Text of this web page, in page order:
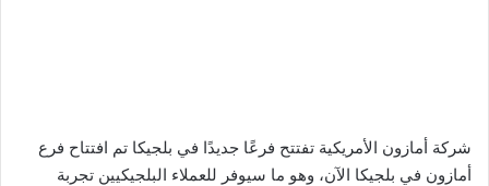
شركة أمازون الأمريكية تفتتح فرعًا جديدًا في بلجيكا تم افتتاح فرع
أمازون في بلجيكا الآن، وهو ما سيوفر للعملاء البلجيكيين تجربة